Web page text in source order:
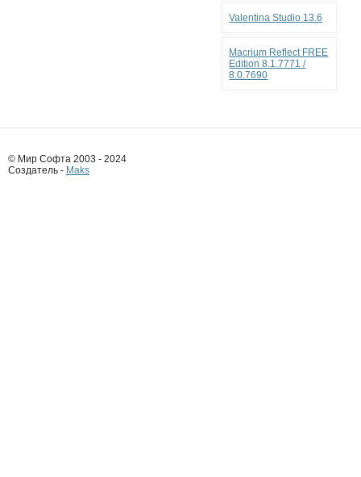
Valentina Studio 13.6
Macrium Reflect FREE
Edition 8.1.7771 /
8.0.7690
© Мир Софта 2003 - 2024
Создатель - Maks